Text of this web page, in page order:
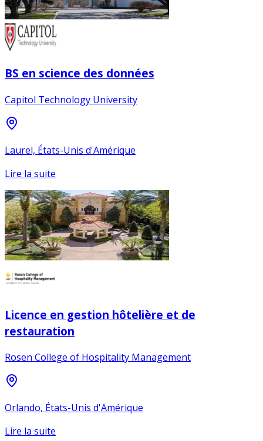
BS en science des données
Capitol Technology University
Laurel, États-Unis d'Amérique
Lire la suite
Licence en gestion hôtelière et de
restauration
Rosen College of Hospitality Management
Orlando, États-Unis d'Amérique
Lire la suite